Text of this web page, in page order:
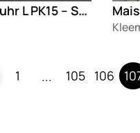
Podna opeka Muhr L PK15 – Schwarzbunt Edelglanz
1 105 106